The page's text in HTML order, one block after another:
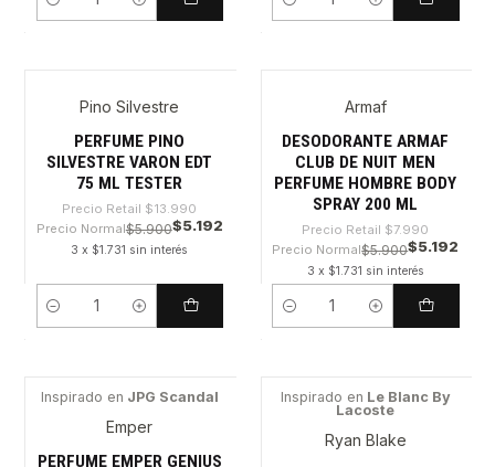
Cantidad Cantidad
-62%Pino Silvestre
PERFUME PINO
SILVESTRE VARON EDT
75 ML TESTER
Precio Retail $13.990
Precio Normal$5.900$5.192
3 x $1.731 sin interés
Cantidad
Armaf
DESODORANTE ARMAF
CLUB DE NUIT MEN
PERFUME HOMBRE BODY
SPRAY 200 ML
Precio Retail $7.990
Precio Normal$5.900$5.192
3 x $1.731 sin interés
Cantidad
Inspirado en JPG Scandal
Emper
PERFUME EMPER GENIUS
Inspirado en Le Blanc By
Lacoste
Ryan Blake